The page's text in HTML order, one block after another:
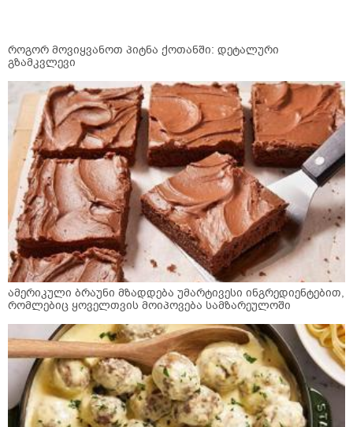
როგორ მოვიყვანოთ პიტნა ქოთანში: დეტალური
გზამკვლევი
ამერიკული ბრაუნი მზადდება უმარტივესი ინგრედიენტებით,
რომლებიც ყოველთვის მოიპოვება სამზარეულოში